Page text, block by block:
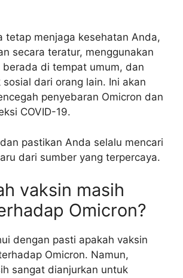
tetap menjaga kesehatan Anda,
secara teratur, menggunakan
berada di tempat umum, dan
sosial dari orang lain. Ini akan
penyebaran Omicron dan
COVID-19.
pastikan Anda selalu mencari
dari sumber yang terpercaya.
vaksin masih
Omicron?
dengan pasti apakah vaksin
Omicron. Namun,
sangat dianjurkan untuk